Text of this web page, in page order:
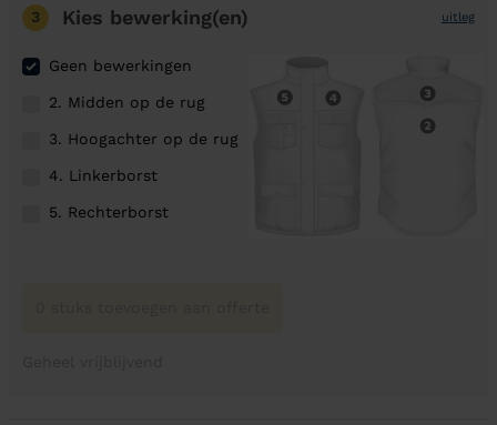
3 Kies bewerking(en) uitleg
Geen bewerkingen
2. Midden op de rug
3. Hoogachter op de rug
4. Linkerborst
5. Rechterborst